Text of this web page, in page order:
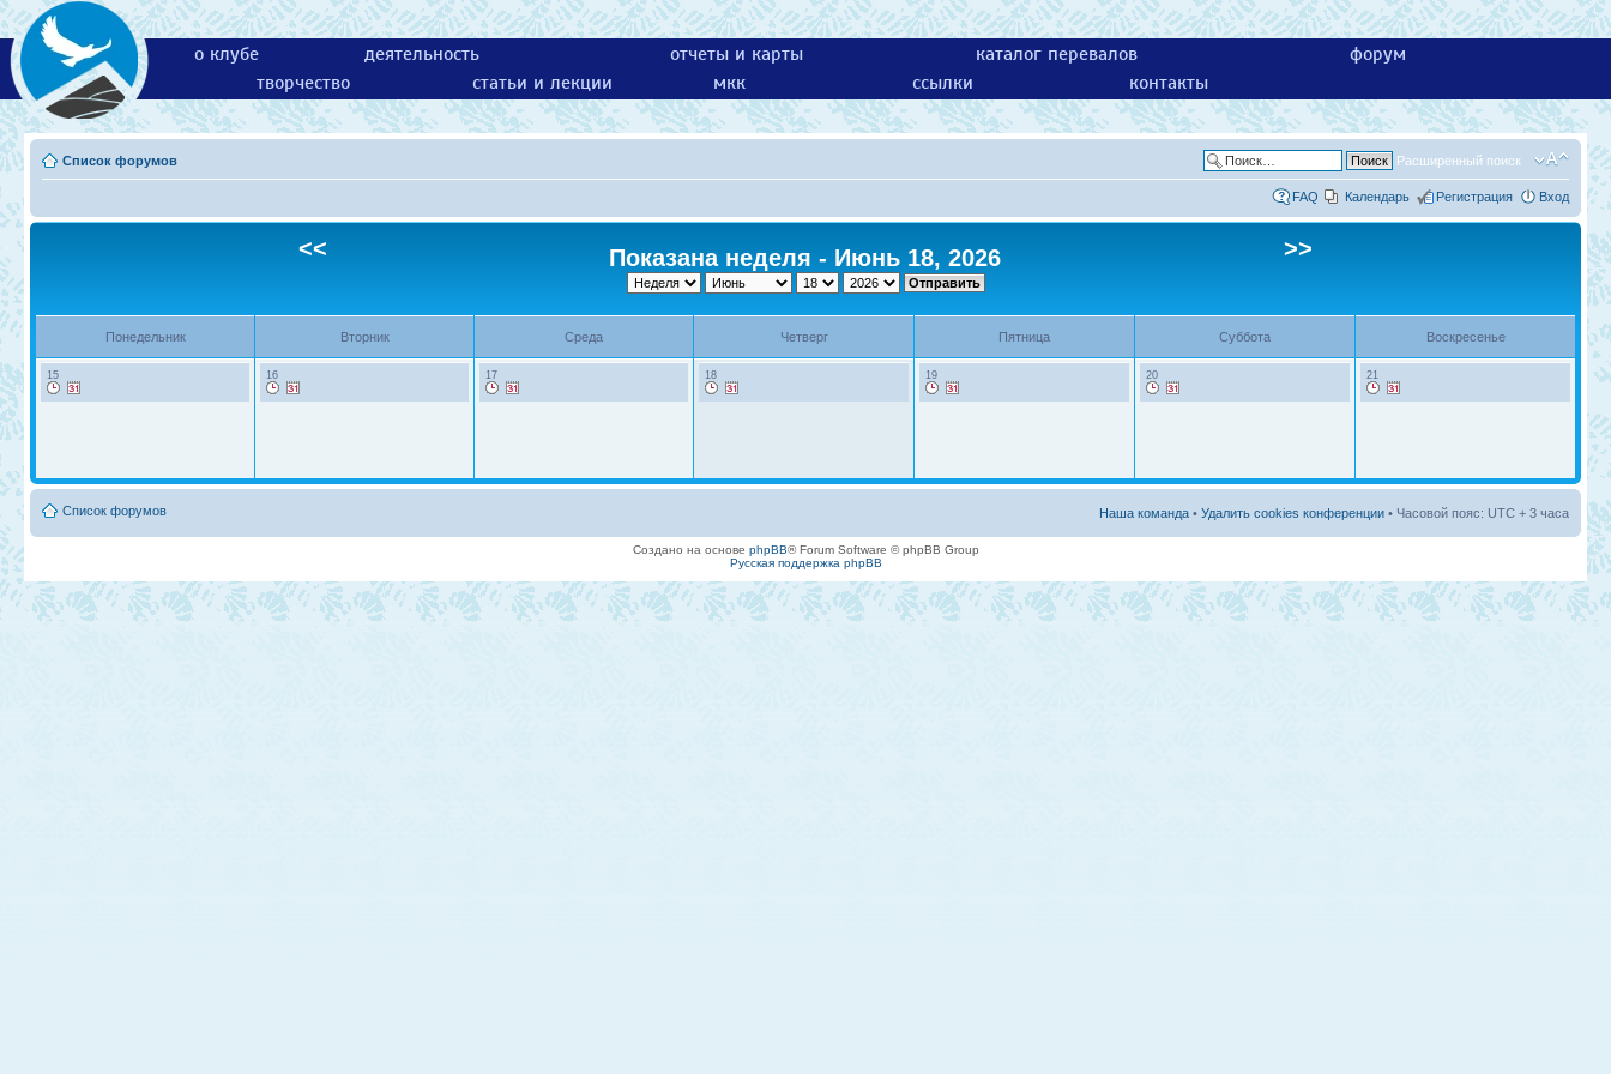
о клубе деятельность отчеты и карты каталог перевалов
форум
творчество
статьи и лекции мкк ссылки контакты
Список форумов Расширенный поиск
FAQ Календарь Регистрация Вход
<< Показана неделя - Июнь 18, 2026 >>
Понедельник Вторник Среда Четверг Пятница Суббота Воскресенье
15 16 17 18 19 20 21
Список форумов Наша команда • Удалить cookies конференции • Часовой пояс: UTC + 3 часа
Создано на основе phpBB® Forum Software © phpBB Group
Русская поддержка phpBB